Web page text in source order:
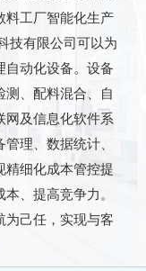
料工厂智能化生产
技有限公司可以为
自动化设备。设备
测、配料混合、自
网及信息化软件系
理、数据统计、
精细化成本管控提
、提高竞争力。
为己任，实现与客